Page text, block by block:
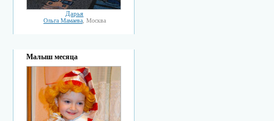
Дарья
Ольга Мамаева , Москва
Малыш месяца